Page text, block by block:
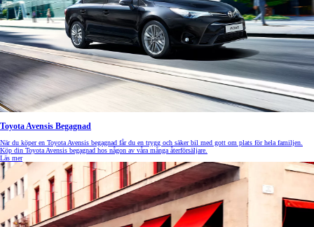
Toyota Avensis Begagnad
När du köper en Toyota Avensis begagnad får du en trygg och säker bil med gott om plats för hela familjen.
Köp din Toyota Avensis begagnad hos någon av våra många återförsäljare.
Läs mer